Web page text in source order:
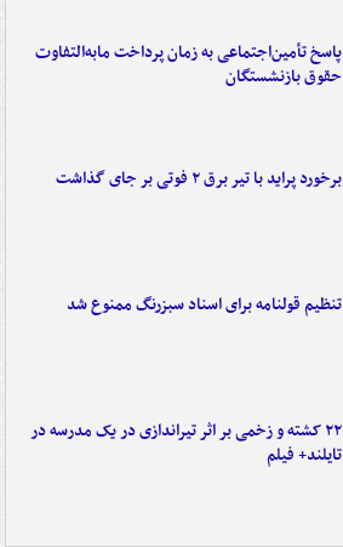
پاسخ تأمین‌اجتماعی به زمان پرداخت مابه‌التفاوت
حقوق بازنشستگان
برخورد پراید با تیر برق ۲ فوتی بر جای گذاشت
تنظیم قولنامه برای اسناد سبزرنگ ممنوع شد
۲۲ کشته و زخمی بر اثر تیراندازی در یک مدرسه در
تایلند+ فیلم